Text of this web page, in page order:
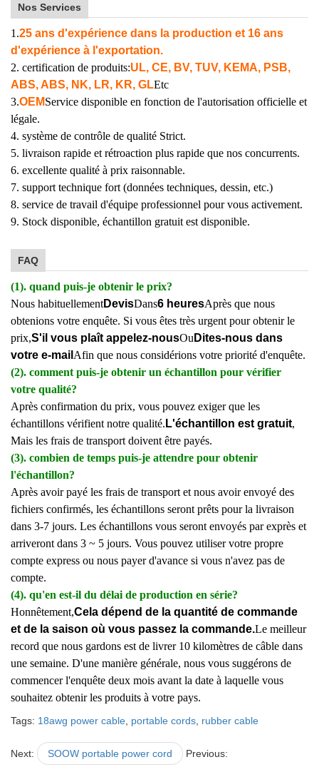
Nos Services
1.25 ans d'expérience dans la production et 16 ans
d'expérience à l'exportation.
2. certification de produits:UL, CE, BV, TUV, KEMA, PSB,
ABS, ABS, NK, LR, KR, GLEtc
3.OEMService disponible en fonction de l'autorisation officielle et
légale.
4. système de contrôle de qualité Strict.
5. livraison rapide et rétroaction plus rapide que nos concurrents.
6. excellente qualité à prix raisonnable.
7. support technique fort (données techniques, dessin, etc.)
8. service de travail d'équipe professionnel pour vous activement.
9. Stock disponible, échantillon gratuit est disponible.
FAQ
(1). quand puis-je obtenir le prix?
Nous habituellementDevisDans6 heuresAprès que nous
obtenions votre enquête. Si vous êtes très urgent pour obtenir le
prix,S'il vous plaît appelez-nousOu Dites-nous dans
votre e-mail Afin que nous considérions votre priorité d'enquête.
(2). comment puis-je obtenir un échantillon pour vérifier
votre qualité?
Après confirmation du prix, vous pouvez exiger que les
échantillons vérifient notre qualité. L'échantillon est gratuit,
Mais les frais de transport doivent être payés.
(3). combien de temps puis-je attendre pour obtenir
l'échantillon?
Après avoir payé les frais de transport et nous avoir envoyé des
fichiers confirmés, les échantillons seront prêts pour la livraison
dans 3-7 jours. Les échantillons vous seront envoyés par exprès et
arriveront dans 3 ~ 5 jours. Vous pouvez utiliser votre propre
compte express ou nous payer d'avance si vous n'avez pas de
compte.
(4). qu'en est-il du délai de production en série?
Honnêtement,Cela dépend de la quantité de commande
et de la saison où vous passez la commande.Le meilleur
record que nous gardons est de livrer 10 kilomètres de câble dans
une semaine. D'une manière générale, nous vous suggérons de
commencer l'enquête deux mois avant la date à laquelle vous
souhaitez obtenir les produits à votre pays.
Tags: 18awg power cable portable cords rubber cable
Next: SOOW portable power cord Previous: